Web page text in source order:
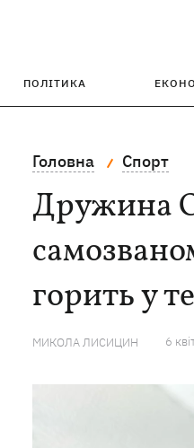
ПОЛІТИКА
Головна Спорт
Дружина
горить у
МИКОЛА ЛИСИЦИН 6